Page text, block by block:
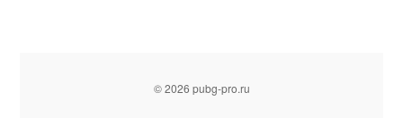
© 2026 pubg-pro.ru